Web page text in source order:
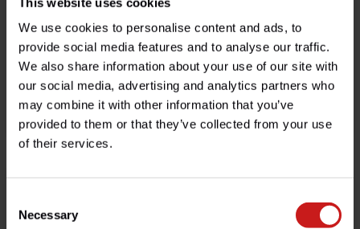
We use cookies to personalise content and ads, to
provide social media features and to analyse our traffic.
We also share information about your use of our site with
our social media, advertising and analytics partners who
may combine it with other information that you’ve
provided to them or that they’ve collected from your use
of their services.
Selection
Necessary
Kit de Manillar para
Smartphone
€60,00 €48,50 Disponible
Soporte Báscula de Rueda
€129,00 Disponible